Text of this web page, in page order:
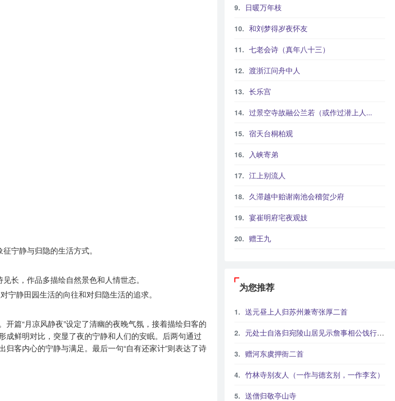
日暖万年枝
和刘梦得岁夜怀友
七老会诗（真年八十三）
渡浙江问舟中人
长乐宫
过景空寺故融公兰若（或作过潜上人...
宿天台桐柏观
入峡寄弟
江上别流人
久滞越中贻谢南池会稽贺少府
宴崔明府宅夜观妓
赠王九
为您推荐
送元昼上人归苏州兼寄张厚二首
元处士自洛归宛陵山居见示詹事相公饯行之什因赠
赠河东虞押衙二首
竹林寺别友人（一作与德玄别，一作李玄）
送僧归敬亭山寺
宁静与归隐的生活方式。
长，作品多描绘自然景色和人情世态。
宁静田园生活的向往和对归隐生活的追求。
篇“月凉风静夜”设定了清幽的夜晚气氛，接着描绘归客的
鲜明对比，突显了夜的宁静和人们的安眠。后两句通过
客内心的宁静与满足。最后一句“自有还家计”则表达了诗